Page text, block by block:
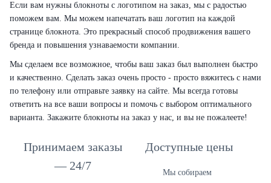
Если вам нужны блокноты с логотипом на заказ, мы с радостью
поможем вам. Мы можем напечатать ваш логотип на каждой
странице блокнота. Это прекрасный способ продвижения вашего
бренда и повышения узнаваемости компании.
Мы сделаем все возможное, чтобы ваш заказ был выполнен быстро
и качественно. Сделать заказ очень просто - просто вяжитесь с нами
по телефону или отправьте заявку на сайте. Мы всегда готовы
ответить на все ваши вопросы и помочь с выбором оптимального
варианта. Закажите блокноты на заказ у нас, и вы не пожалеете!
Принимаем заказы
— 24/7
Доступные цены
Мы собираем